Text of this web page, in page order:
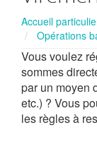
Accueil
Opérations
Vous voulez
sommes
par un moyen
etc.) ? Vous
les règles à